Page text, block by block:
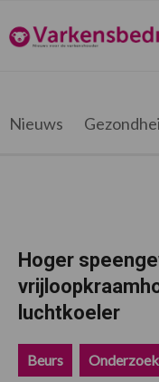
de
hoofdnavigatie
de
hoofd
de
eerste
de
voettekst
Varkensbedrijf.be
Nieuws
Hoger
luchtkoeler
Beurs Onderzoek